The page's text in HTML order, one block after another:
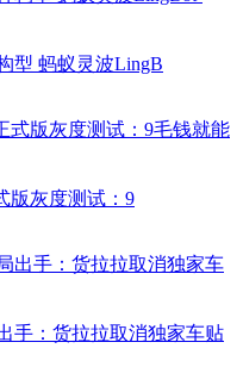
型 蚂蚁灵波LingB
版灰度测试：9
手：货拉拉取消独家车贴